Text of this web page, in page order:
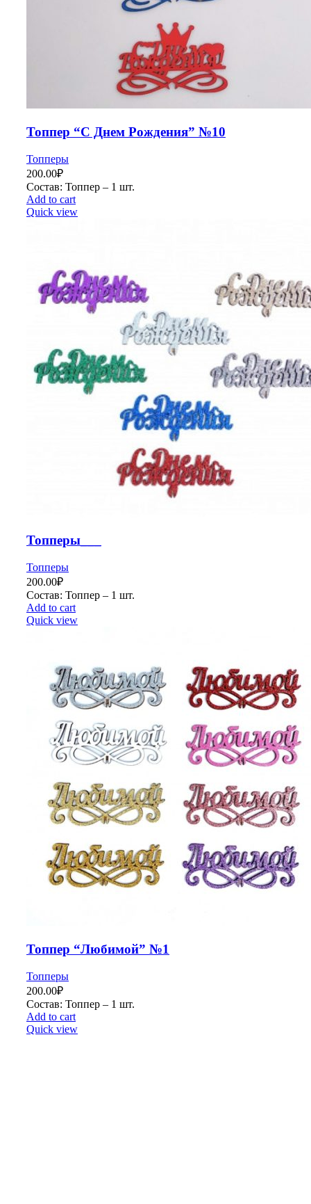
Топпер “С Днем Рождения” №10
Топперы
200.00₽
Состав: Топпер – 1 шт.
Add to cart
Quick view
Топперы___
Топперы
200.00₽
Состав: Топпер – 1 шт.
Add to cart
Quick view
Топпер “Любимой” №1
Топперы
200.00₽
Состав: Топпер – 1 шт.
Add to cart
Quick view